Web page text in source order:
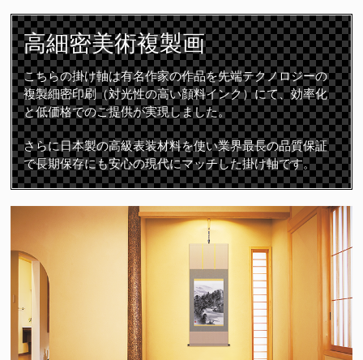
高細密美術複製画
こちらの掛け軸は有名作家の作品を先端テクノロジーの
複製細密印刷（対光性の高い顔料インク）にて、効率化
と低価格でのご提供が実現しました。
さらに日本製の高級表装材料を使い業界最長の品質保証
で長期保存にも安心の現代にマッチした掛け軸です。